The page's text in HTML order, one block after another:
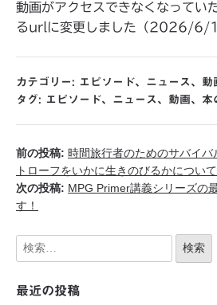
動画がアクセスできなくなってい
るurlに変更しました（2026/6/
カテゴリー: エピソード、 ニュース 、 動
タグ: エピソード、 ニュース 、 動画、 本
前の投稿: 時間旅行者のためのサバイ
トローフをいかに生きのびるかについ
次の投稿: MPG Primer講義シリーズの
す！
最近の投稿